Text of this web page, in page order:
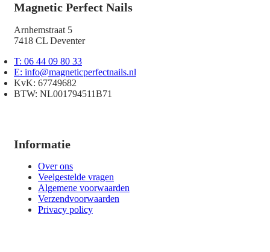
Magnetic Perfect Nails
Arnhemstraat 5
7418 CL Deventer
T: 06 44 09 80 33
E: info@magneticperfectnails.nl
KvK: 67749682
BTW: NL001794511B71
Informatie
Over ons
Veelgestelde vragen
Algemene voorwaarden
Verzendvoorwaarden
Privacy policy